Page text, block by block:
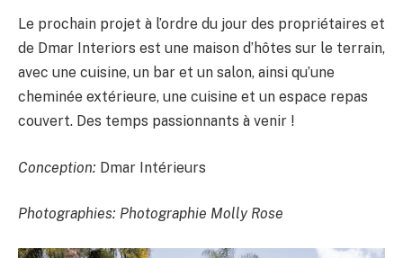
Le prochain projet à l’ordre du jour des propriétaires et
de Dmar Interiors est une maison d’hôtes sur le terrain,
avec une cuisine, un bar et un salon, ainsi qu’une
cheminée extérieure, une cuisine et un espace repas
couvert. Des temps passionnants à venir !
Conception: Dmar Intérieurs
Photographies: Photographie Molly Rose